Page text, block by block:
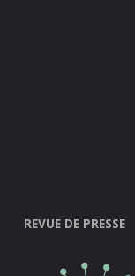
REVUE DE PRESSE